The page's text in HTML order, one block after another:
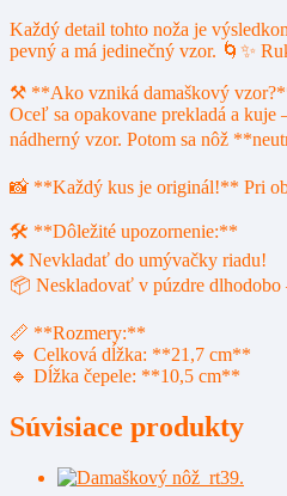
Každý detail tohto noža je
pevný a má jedinečný vzor. 🌀✨
⚒ **Ako vzniká damaškový
Oceľ sa opakovane prekladá a
nádherný vzor. Potom sa nôž
📸 **Každý kus je originál!** Pri
🛠 **Dôležité upozornenie:**
❌ Nevkladať do umývačky riadu!
📦 Neskladovať v púzdre
📏 **Rozmery:**
🔹 Celková dĺžka: **21,7 cm**
🔹 Dĺžka čepele: **10,5 cm**
Súvisiace produkty